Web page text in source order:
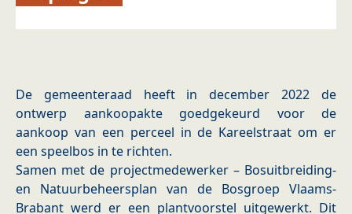
De gemeenteraad heeft in december 2022 de
ontwerp aankoopakte goedgekeurd voor de
aankoop van een perceel in de Kareelstraat om er
een speelbos in te richten.
Samen met de projectmedewerker – Bosuitbreiding-
en Natuurbeheersplan van de Bosgroep Vlaams-
Brabant werd er een plantvoorstel uitgewerkt. Dit